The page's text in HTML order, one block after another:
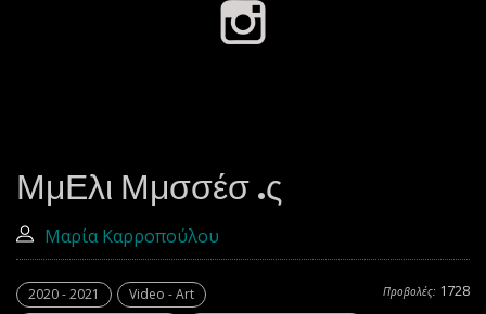
ΜμΕλι Μμσσέσ .ς
Μαρία Καρροπούλου
Προβολές: 1728
2020 - 2021
Video - Art